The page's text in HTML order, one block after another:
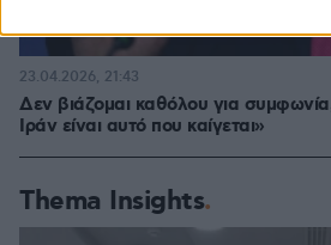
Δεν βιάζομαι καθόλου για
Ιράν είναι αυτό που καίγεται»
23.04.2026, 21:43
Thema Insights